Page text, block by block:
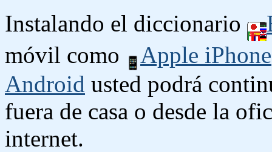
Instalando el diccionario
móvil como
Apple iPhone
Android usted podrá
fuera de casa o desde la
internet.